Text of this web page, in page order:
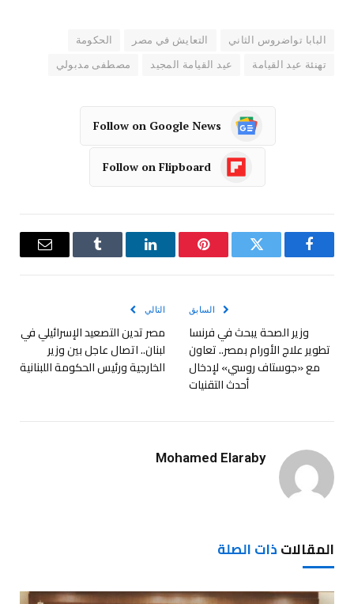
البابا تواضروس الثاني التعايش في مصر الحكومة
تهنئة عيد القيامة عيد القيامة المجيد مصطفى مدبولي
Follow on Google News
Follow on Flipboard
فيسبوك تويتر بينتيريستلينكدإن Tumblr
البريد
السابق
وزير الصحة يبحث في فرنسا
تطوير علاج الأورام بمصر.. تعاون
مع «جوستاف روسي» لإدخال
أحدث التقنيات
التالي
مصر تدين التصعيد الإسرائيلي في
لبنان.. اتصال عاجل بين وزير
الخارجية ورئيس الحكومة اللبنانية
Mohamed Elaraby
المقالاتذات الصلة